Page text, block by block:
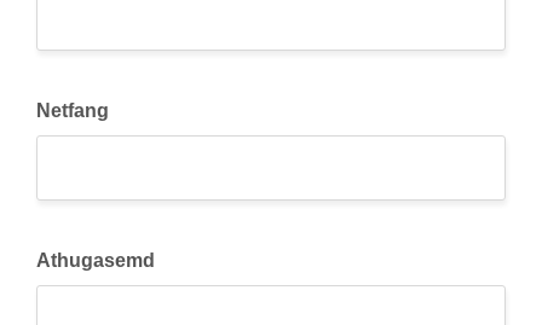
Netfang
Athugasemd